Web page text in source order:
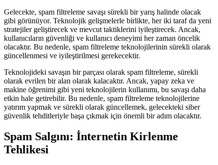
Gelecekte, spam filtreleme savaşı sürekli bir yarış halinde olacak
gibi görünüyor. Teknolojik gelişmelerle birlikte, her iki taraf da yeni
stratejiler geliştirecek ve mevcut taktiklerini iyileştirecek. Ancak,
kullanıcıların güvenliği ve kullanıcı deneyimi her zaman öncelik
olacaktır. Bu nedenle, spam filtreleme teknolojilerinin sürekli olarak
güncellenmesi ve iyileştirilmesi gerekecektir.
Teknolojideki savaşın bir parçası olarak spam filtreleme, sürekli
olarak evrilen bir alan olarak kalacaktır. Ancak, yapay zeka ve
makine öğrenimi gibi yeni teknolojilerin kullanımı, bu savaşı daha
etkin hale getirebilir. Bu nedenle, spam filtreleme teknolojilerine
yatırım yapmak ve sürekli olarak güncellemek, gelecekteki siber
güvenlik tehditleriyle başa çıkmak için önemli bir adım olacaktır.
Spam Salgını: İnternetin Kirlenme
Tehlikesi